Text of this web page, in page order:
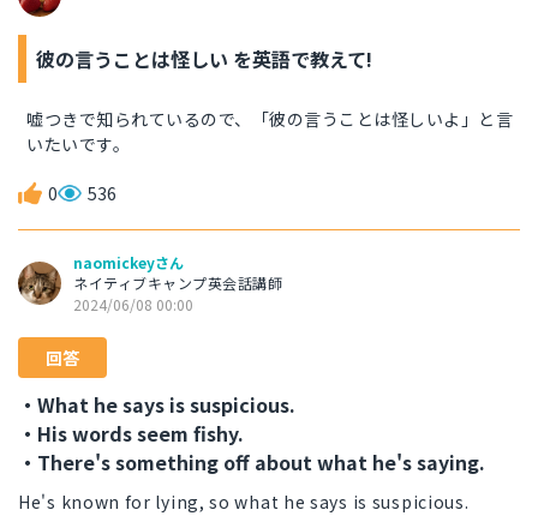
彼の言うことは怪しい を英語で教えて!
嘘つきで知られているので、「彼の言うことは怪しいよ」と言
いたいです。
0 536
naomickeyさん
ネイティブキャンプ英会話講師
2024/06/08 00:00
回答
・What he says is suspicious.
・His words seem fishy.
・There's something off about what he's saying.
He's known for lying, so what he says is suspicious.